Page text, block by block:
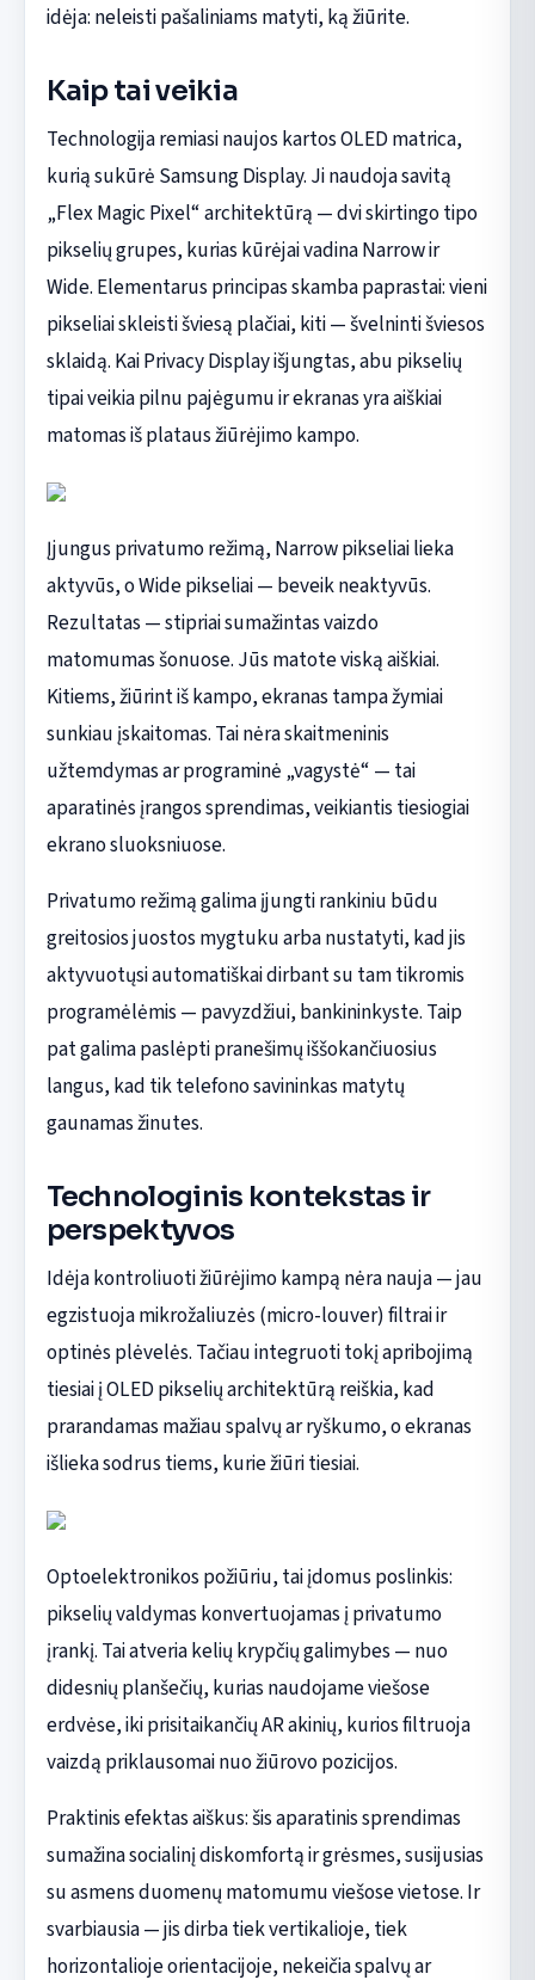
idėja: neleisti pašaliniams matyti, ką žiūrite.
Kaip tai veikia
Technologija remiasi naujos kartos OLED matrica,
kurią sukūrė Samsung Display. Ji naudoja savitą
„Flex Magic Pixel“ architektūrą — dvi skirtingo tipo
pikselių grupes, kurias kūrėjai vadina Narrow ir
Wide. Elementarus principas skamba paprastai: vieni
pikseliai skleisti šviesą plačiai, kiti — švelninti šviesos
sklaidą. Kai Privacy Display išjungtas, abu pikselių
tipai veikia pilnu pajėgumu ir ekranas yra aiškiai
matomas iš plataus žiūrėjimo kampo.
Įjungus privatumo režimą, Narrow pikseliai lieka
aktyvūs, o Wide pikseliai — beveik neaktyvūs.
Rezultatas — stipriai sumažintas vaizdo
matomumas šonuose. Jūs matote viską aiškiai.
Kitiems, žiūrint iš kampo, ekranas tampa žymiai
sunkiau įskaitomas. Tai nėra skaitmeninis
užtemdymas ar programinė „vagystė“ — tai
aparatinės įrangos sprendimas, veikiantis tiesiogiai
ekrano sluoksniuose.
Privatumo režimą galima įjungti rankiniu būdu
greitosios juostos mygtuku arba nustatyti, kad jis
aktyvuotųsi automatiškai dirbant su tam tikromis
programėlėmis — pavyzdžiui, bankininkyste. Taip
pat galima paslėpti pranešimų iššokančiuosius
langus, kad tik telefono savininkas matytų
gaunamas žinutes.
Technologinis kontekstas ir
perspektyvos
Idėja kontroliuoti žiūrėjimo kampą nėra nauja — jau
egzistuoja mikrožaliuzės (micro-louver) filtrai ir
optinės plėvelės. Tačiau integruoti tokį apribojimą
tiesiai į OLED pikselių architektūrą reiškia, kad
prarandamas mažiau spalvų ar ryškumo, o ekranas
išlieka sodrus tiems, kurie žiūri tiesiai.
Optoelektronikos požiūriu, tai įdomus poslinkis:
pikselių valdymas konvertuojamas į privatumo
įrankį. Tai atveria kelių krypčių galimybes — nuo
didesnių planšečių, kurias naudojame viešose
erdvėse, iki prisitaikančių AR akinių, kurios filtruoja
vaizdą priklausomai nuo žiūrovo pozicijos.
Praktinis efektas aiškus: šis aparatinis sprendimas
sumažina socialinį diskomfortą ir grėsmes, susijusias
su asmens duomenų matomumu viešose vietose. Ir
svarbiausia — jis dirba tiek vertikalioje, tiek
horizontalioje orientacijoje, nekeičia spalvų ar